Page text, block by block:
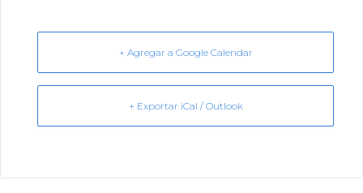
+ Agregar a Google Calendar
+ Exportar iCal / Outlook